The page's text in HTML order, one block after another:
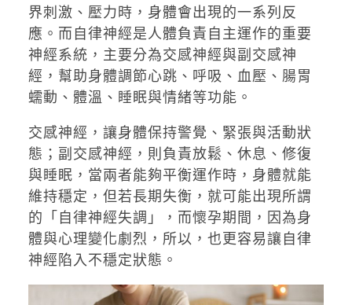
界刺激、壓力時，身體會出現的一系列反
應。而自律神經是人體負責自主運作的重要
神經系統，主要分為交感神經與副交感神
經，幫助身體調節心跳、呼吸、血壓、腸胃
蠕動、體溫、睡眠與情緒等功能。
交感神經，讓身體保持警覺、緊張與活動狀
態；副交感神經，則負責放鬆、休息、修復
與睡眠，當兩者能夠平衡運作時，身體就能
維持穩定，但若長期失衡，就可能出現所謂
的「自律神經失調」，而懷孕期間，因為身
體與心理變化劇烈，所以，也更容易讓自律
神經陷入不穩定狀態。